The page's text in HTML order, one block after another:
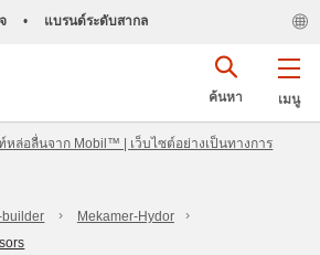
• แบรนด์ระดับสากล
เมนู
ค้นหา
อลื่นจาก Mobil™ | เว็บไซต์อย่างเป็นทางการ
builder
Mekamer-Hydor